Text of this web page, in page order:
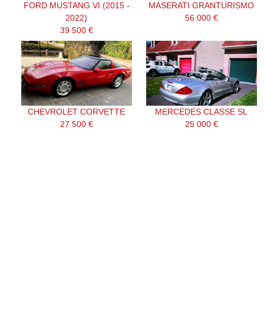
FORD MUSTANG VI (2015 -
2022)
39 500 €
MASERATI GRANTURISMO
56 000 €
CHEVROLET CORVETTE
27 500 €
MERCEDES CLASSE SL
25 000 €